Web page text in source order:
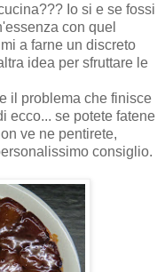
Io si e se fossi
con quel
a farne un discreto
idea per sfruttare le
il problema che finisce
ecco... se potete fatene
ve ne pentirete,
consiglio.